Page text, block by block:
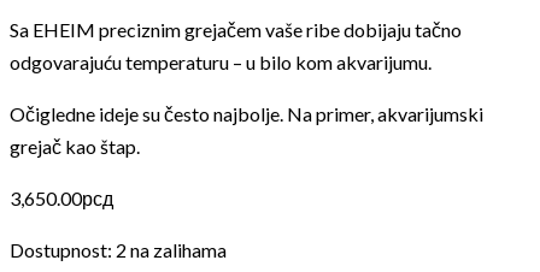
Sa EHEIM preciznim grejačem vaše ribe dobijaju tačno
odgovarajuću temperaturu – u bilo kom akvarijumu.
Očigledne ideje su često najbolje. Na primer, akvarijumski
grejač kao štap.
3,650.00рсд
Dostupnost: 2 na zalihama